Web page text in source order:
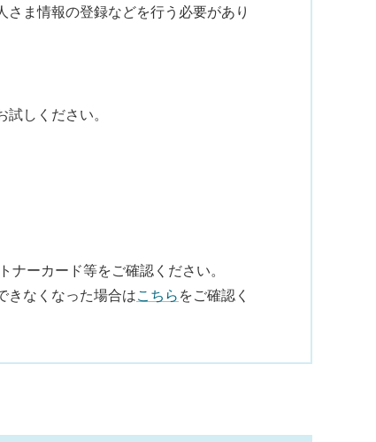
ま情報の登録などを行う必要があり
試しください。
ーカード等をご確認ください。
きなくなった場合はこちらをご確認く